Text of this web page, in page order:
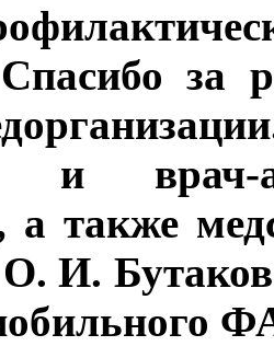
за
и врач-
а также
О. И.